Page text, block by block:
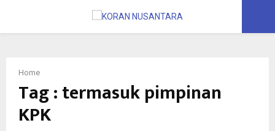
PRIMARY
MENU
Home
Tag : termasuk pimpinan
KPK